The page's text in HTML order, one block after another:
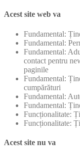
Acest site web va
Fundamental:
Fundamental:
Fundamental:
contact pentru
paginile
Fundamental:
cumpărături
Fundamental:
Fundamental:
Funcționalitate:
Funcționalitate:
Acest site nu va